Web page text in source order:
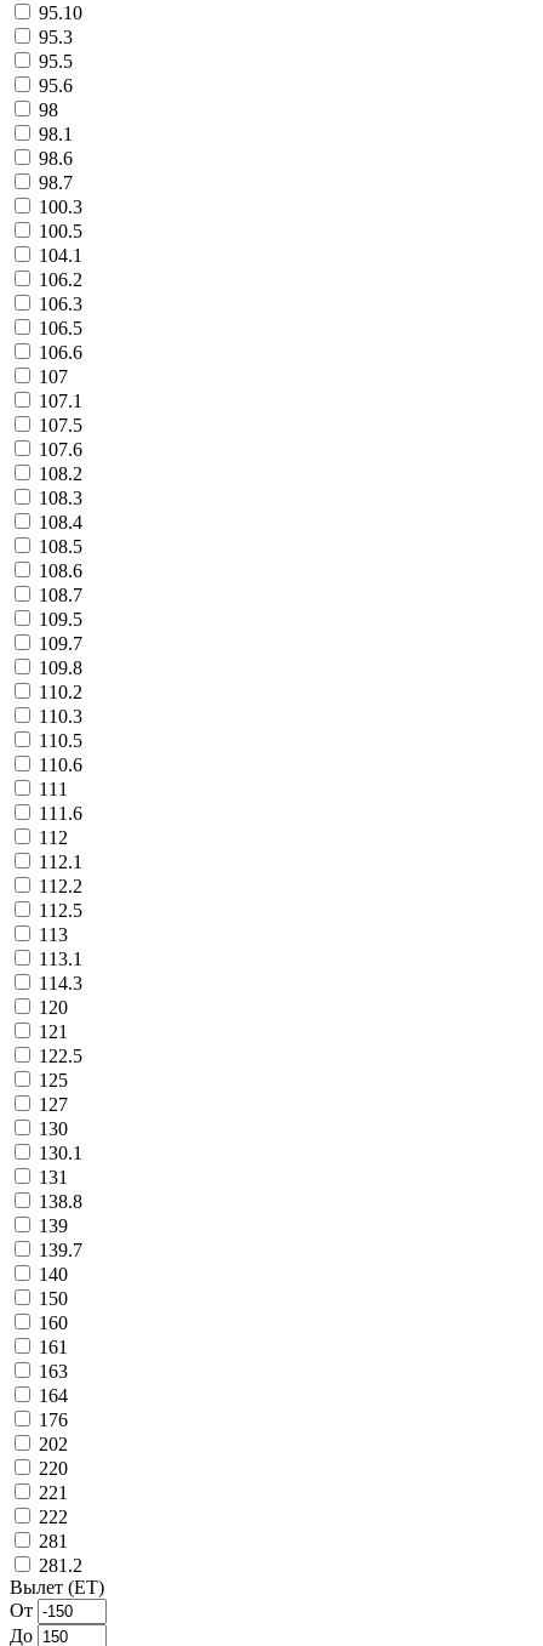
95.10
95.3
95.5
95.6
98
98.1
98.6
98.7
100.3
100.5
104.1
106.2
106.3
106.5
106.6
107
107.1
107.5
107.6
108.2
108.3
108.4
108.5
108.6
108.7
109.5
109.7
109.8
110.2
110.3
110.5
110.6
111
111.6
112
112.1
112.2
112.5
113
113.1
114.3
120
121
122.5
125
127
130
130.1
131
138.8
139
139.7
140
150
160
161
163
164
176
202
220
221
222
281
281.2
Вылет (ET)
От
До